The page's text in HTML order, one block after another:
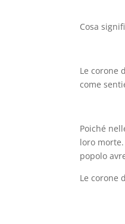
Cosa
Le corone
come
Poiché
loro
popolo
Le corone